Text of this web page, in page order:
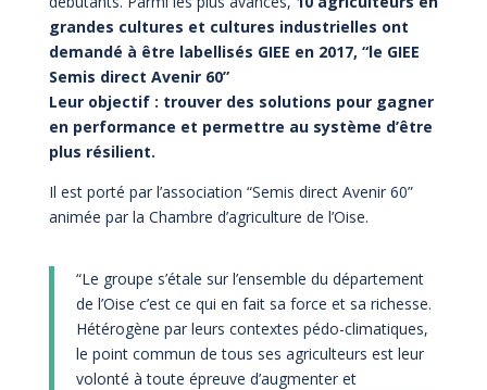
grandes cultures et cultures industrielles ont
demandé à être labellisés GIEE en 2017, “le GIEE
Semis direct Avenir 60”
Leur objectif : trouver des solutions pour gagner
en performance et permettre au système d’être
plus résilient.
Il est porté par l’association “Semis direct Avenir 60”
animée par la Chambre d’agriculture de l’Oise.
“Le groupe s’étale sur l’ensemble du département
de l’Oise c’est ce qui en fait sa force et sa richesse.
Hétérogène par leurs contextes pédo-climatiques,
le point commun de tous ses agriculteurs est leur
volonté à toute épreuve d’augmenter et